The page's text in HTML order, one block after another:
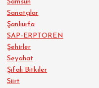
Samsun
Sanatçılar
Şanlıurfa
SAP-ERPTOREN
Şehirler
Seyahat
Şifalı Bitkiler
Siirt